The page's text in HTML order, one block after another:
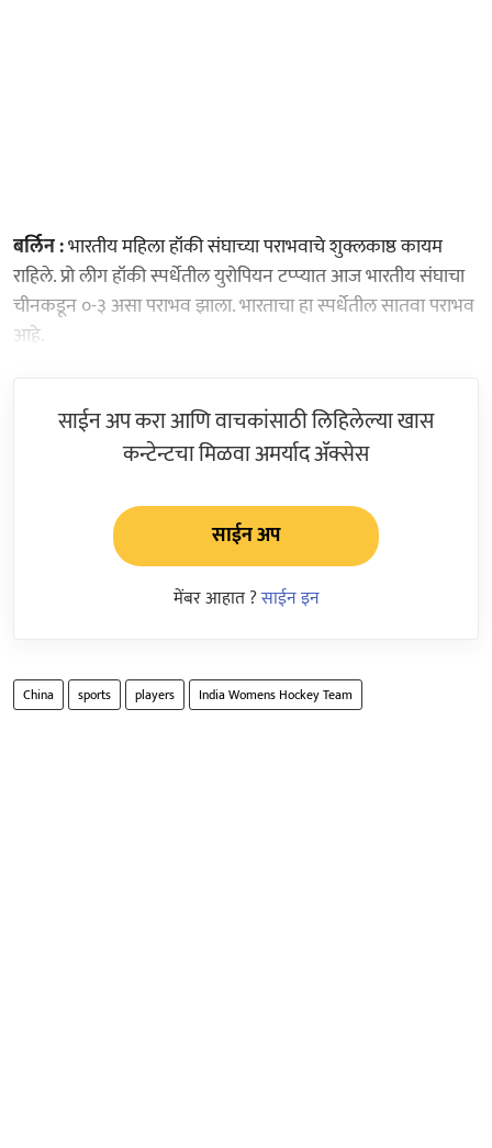
बर्लिन :भारतीय महिला हॉकी संघाच्या पराभवाचे शुक्लकाष्ठ कायम
राहिले. प्रो लीग हॉकी स्पर्धेतील युरोपियन टप्प्यात आज भारतीय संघाचा
चीनकडून ०-३ असा पराभव झाला. भारताचा हा स्पर्धेतील सातवा पराभव
आहे.
साईन अप करा आणि वाचकांसाठी लिहिलेल्या खास
कन्टेन्टचा मिळवा अमर्याद ॲक्सेस
साईन अप
मेंबर आहात ?साईन इन
China sports players India Womens Hockey Team